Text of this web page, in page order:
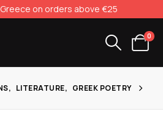
on orders above €25
0
, LITERATURE, GREEK POETRY